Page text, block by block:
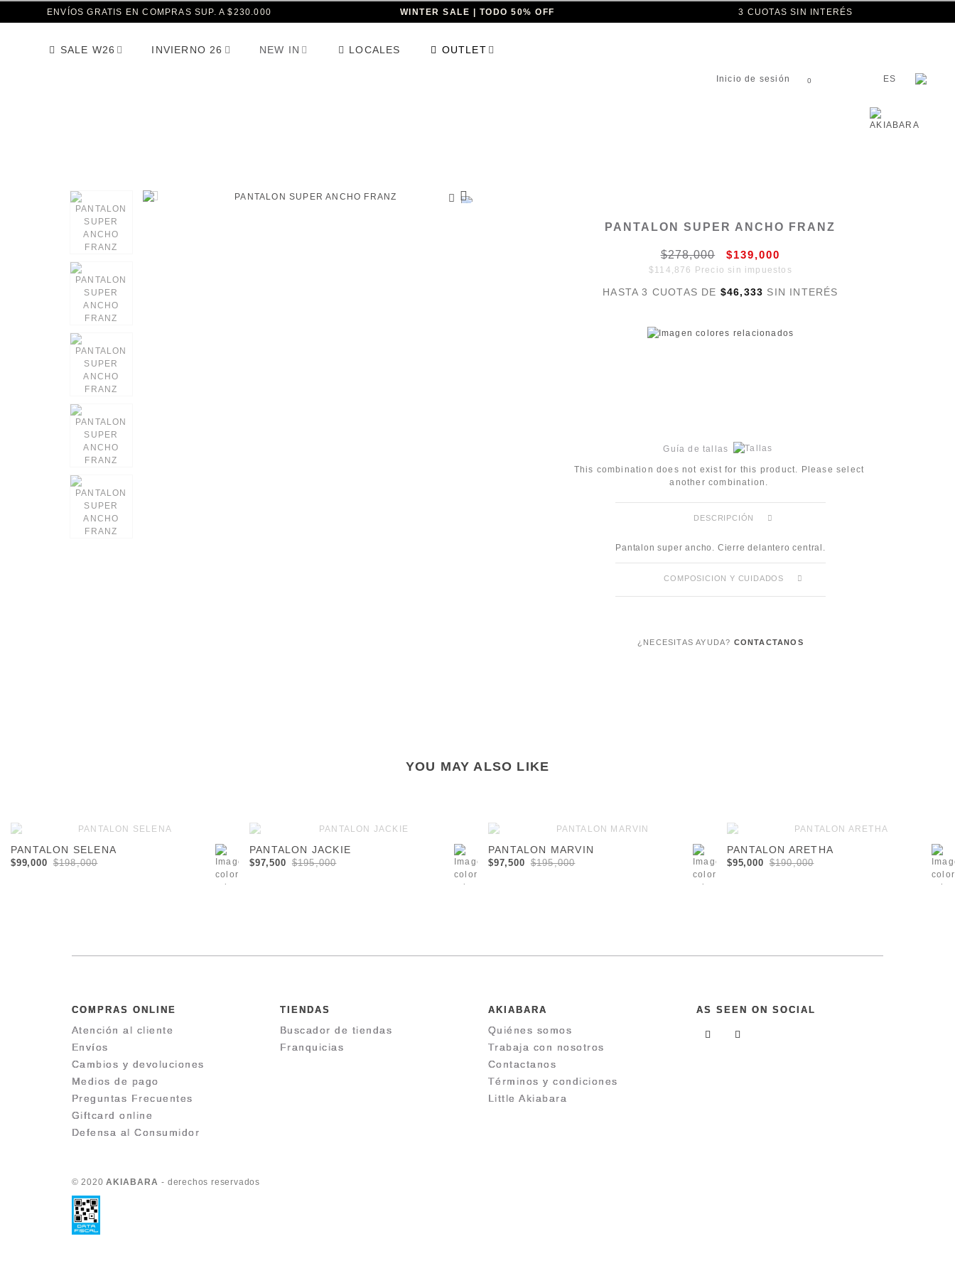
ENVÍOS GRATIS EN COMPRAS SUP. A $230.000 WINTER SALE | TODO 50% OFF 3 CUOTAS SIN INTERÉS
SALE W26 INVIERNO 26 NEW IN LOCALES OUTLET
ES
0
Inicio de sesión
PANTALON SUPER ANCHO FRANZ
$278,000 $139,000
$114,876 Precio sin impuestos
HASTA 3 CUOTAS DE $46,333 SIN INTERÉS
Guía de tallas
This combination does not exist for this product. Please select
another combination.
DESCRIPCIÓN
Pantalon super ancho. Cierre delantero central.
COMPOSICION Y CUIDADOS
¿NECESITAS AYUDA? CONTACTANOS
YOU MAY ALSO LIKE
PANTALON SELENA
$99,000 $198,000
PANTALON JACKIE
$97,500 $195,000
PANTALON MARVIN
$97,500 $195,000
PANTALON ARETHA
$95,000 $190,000
COMPRAS ONLINE
Atención al cliente
Envíos
Cambios y devoluciones
Medios de pago
Preguntas Frecuentes
Giftcard online
Defensa al Consumidor
TIENDAS
Buscador de tiendas
Franquicias
AKIABARA
Quiénes somos
Trabaja con nosotros
Contactanos
Términos y condiciones
Little Akiabara
AS SEEN ON SOCIAL
© 2020AKIABARA - derechos reservados